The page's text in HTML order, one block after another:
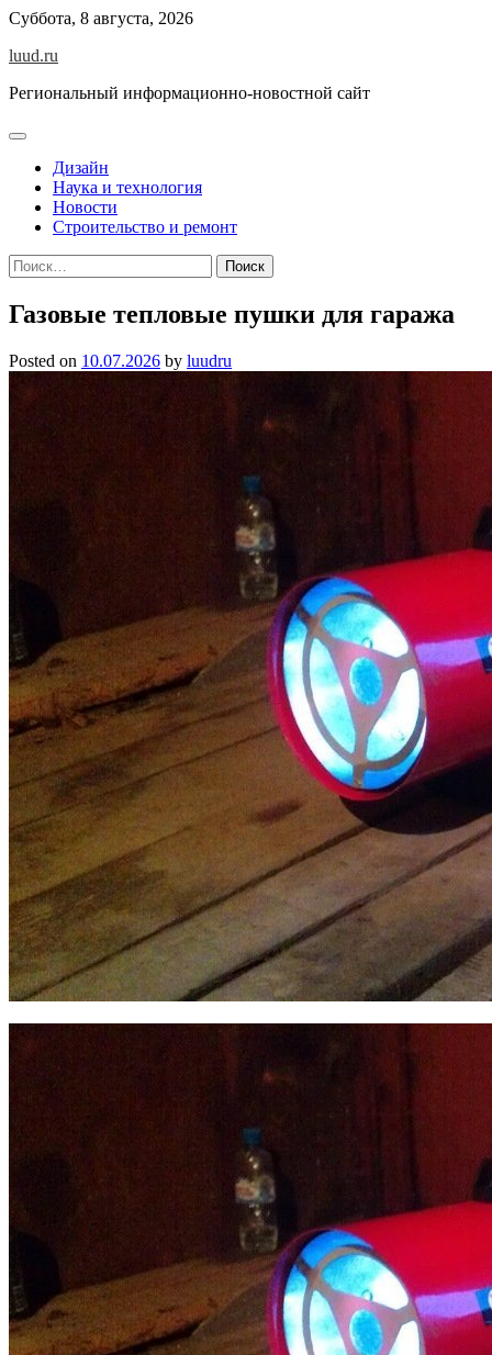
Skip
content
Суббота, 8 августа, 2026
luud.ru
Региональный информационно-новостной сайт
Дизайн
Наука и технология
Новости
Строительство и ремонт
Найти:
Газовые тепловые пушки для гаража
Posted on 10.07.2026 by luudru